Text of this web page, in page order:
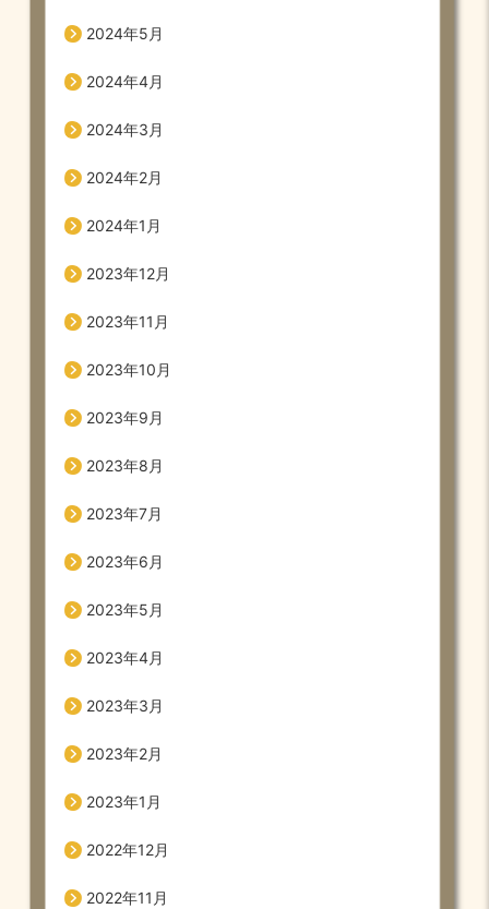
2024年5月
2024年4月
2024年3月
2024年2月
2024年1月
2023年12月
2023年11月
2023年10月
2023年9月
2023年8月
2023年7月
2023年6月
2023年5月
2023年4月
2023年3月
2023年2月
2023年1月
2022年12月
2022年11月